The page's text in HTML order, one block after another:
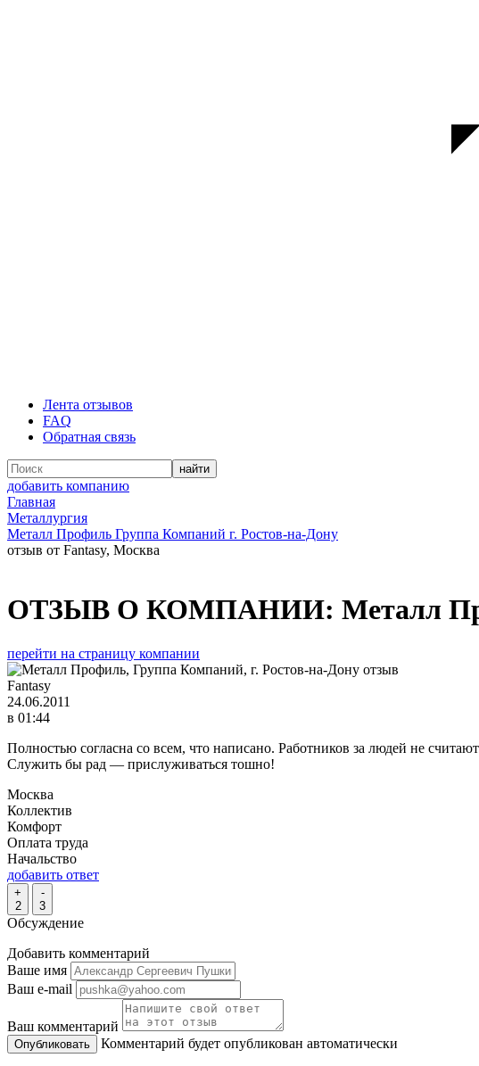
Лента отзывов
FAQ
Обратная связь
добавить компанию
Главная
Металлургия
Металл Профиль Группа Компаний г. Ростов-на-Дону
отзыв от Fantasy, Москва
ОТЗЫВ О КОМПАНИИ: Металл
перейти на страницу компании
Fantasy
24.06.2011
в 01:44
Полностью согласна со всем, что написано. Работников за людей не
Служить бы рад — прислуживаться тошно!
Москва
Коллектив
Комфорт
Оплата труда
Начальство
добавить ответ
+
2
-
3
Обсуждение
Добавить комментарий
Ваше имя
Ваш e-mail
Ваш комментарий
Комментарий будет опубликован автоматически